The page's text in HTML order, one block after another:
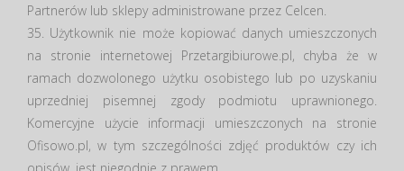
Partnerów lub sklepy administrowane przez Celcen.
35. Użytkownik nie może kopiować danych umieszczonych
na stronie internetowej Przetargibiurowe.pl, chyba że w
ramach dozwolonego użytku osobistego lub po uzyskaniu
uprzedniej pisemnej zgody podmiotu uprawnionego.
Komercyjne użycie informacji umieszczonych na stronie
Ofisowo.pl, w tym szczególności zdjęć produktów czy ich
opisów, jest niegodnie z prawem.